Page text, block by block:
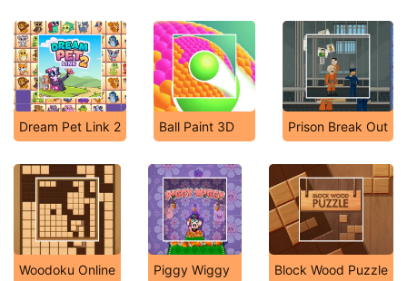
Dream Pet Link 2 Ball Paint 3D Prison Break Out
Woodoku Online Piggy Wiggy Block Wood Puzzle